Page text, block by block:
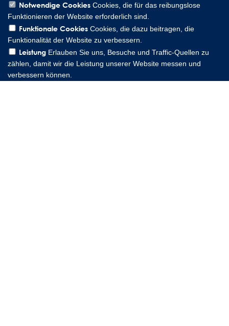
Notwendige Cookies Cookies, die für das reibungslose
Funktionieren der Website erforderlich sind.
Funktionale Cookies Cookies, die dazu beitragen, die
Funktionalität der Website zu verbessern.
Leistung Erlauben Sie uns, Besuche und Traffic-Quellen zu
zählen, damit wir die Leistung unserer Website messen und
verbessern können.